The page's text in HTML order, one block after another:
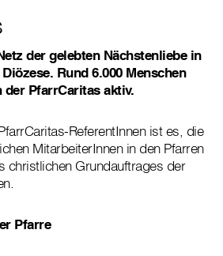
der gelebten Nächstenliebe in
Rund 6.000 Menschen
PfarrCaritas aktiv.
ReferentInnen ist es, die
MitarbeiterInnen in den Pfarren
christlichen Grundauftrages der
Pfarre